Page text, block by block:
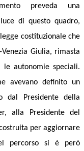
preveda una
di questo quadro,
costituzionale che
Giulia, rimasta
autonomie speciali.
avevano definito un
dal Presidente della
alla Presidente del
per aggiornare
percorso si è però